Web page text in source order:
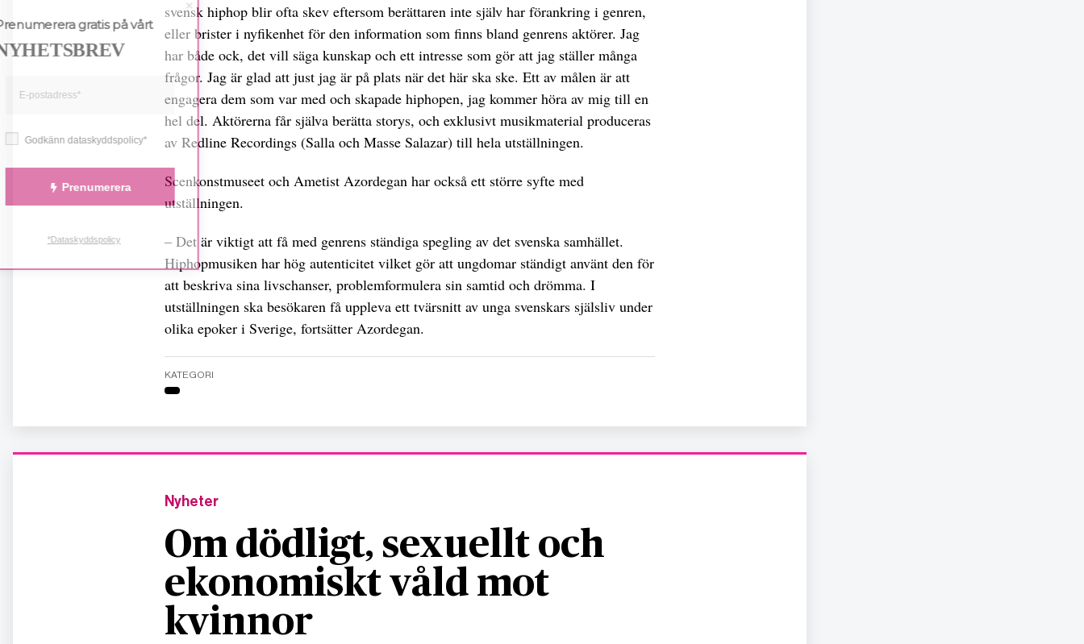
svensk hiphop blir ofta skev eftersom berättaren inte själv har förankring i genren,
eller brister i nyfikenhet för den information som finns bland genrens aktörer. Jag
har både ock, det vill säga kunskap och ett intresse som gör att jag ställer många
frågor. Jag är glad att just jag är på plats när det här ska ske. Ett av målen är att
engagera dem som var med och skapade hiphopen, jag kommer höra av mig till en
hel del. Aktörerna får själva berätta storys, och exklusivt musikmaterial produceras
av Redline Recordings (Salla och Masse Salazar) till hela utställningen.
Scenkonstmuseet och Ametist Azordegan har också ett större syfte med
utställningen.
– Det är viktigt att få med genrens ständiga spegling av det svenska samhället.
Hiphopmusiken har hög autenticitet vilket gör att ungdomar ständigt använt den för
att beskriva sina livschanser, problemformulera sin samtid och drömma. I
utställningen ska besökaren få uppleva ett tvärsnitt av unga svenskars själsliv under
olika epoker i Sverige, fortsätter Azordegan.
KATEGORI
Nyheter
Om dödligt, sexuellt och
ekonomiskt våld mot
kvinnor
Godkänn dataskyddspolicy*
Prenumerera
Prenumerera gratis på vårt
NYHETSBREV
*Dataskyddspolicy